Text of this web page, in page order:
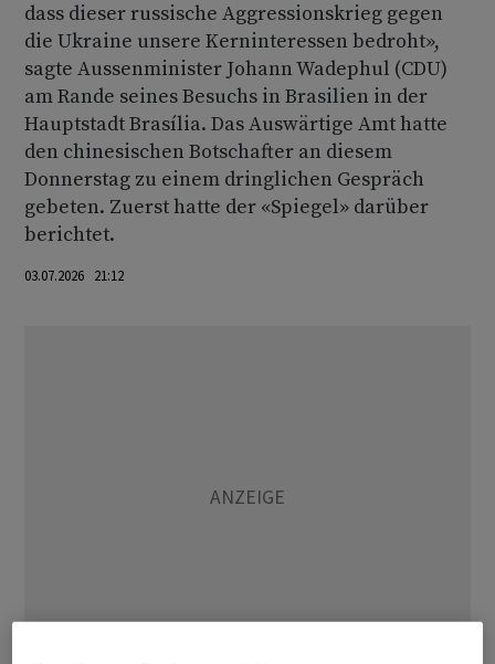
dass dieser russische Aggressionskrieg gegen
die Ukraine unsere Kerninteressen bedroht»,
sagte Aussenminister Johann Wadephul (CDU)
am Rande seines Besuchs in Brasilien in der
Hauptstadt Brasília. Das Auswärtige Amt hatte
den chinesischen Botschafter an diesem
Donnerstag zu einem dringlichen Gespräch
gebeten. Zuerst hatte der «Spiegel» darüber
berichtet.
03.07.2026 21:12